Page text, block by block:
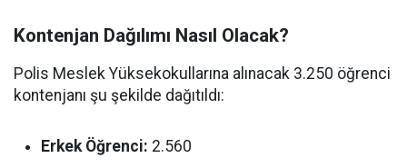
Kontenjan Dağılımı Nasıl Olacak?
Polis Meslek Yüksekokullarına alınacak 3.250 öğrenci
kontenjanı şu şekilde dağıtıldı:
Erkek Öğrenci: 2.560